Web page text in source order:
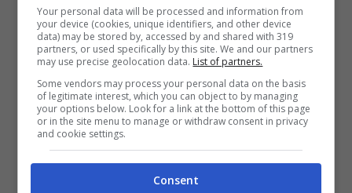
Questa è una degenerazione che può
modificare il cervello del cane, da combattere
proprio stimolando, anche tramite alcuni
alimenti, l’intelligenza del cane. Il cane
infatti può avere grandi benefici dalle
proprietà antiossidanti di alcuni alimenti, che
sono un vero toccasana per la sua mente.
Your personal data will be processed and information from
your device (cookies, unique identifiers, and other device
data) may be stored by, accessed by and shared with 319
partners, or used specifically by this site. We and our partners
may use precise geolocation data. List of partners.
Some vendors may process your personal data on the basis
of legitimate interest, which you can object to by managing
your options below. Look for a link at the bottom of this page
or in the site menu to manage or withdraw consent in privacy
and cookie settings.
Consent